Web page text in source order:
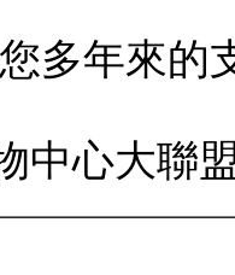
多年來的
中心大